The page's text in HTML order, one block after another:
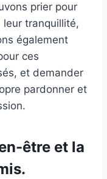
prier pour
tranquillité,
également
ces
et demander
pardonner et
être et la